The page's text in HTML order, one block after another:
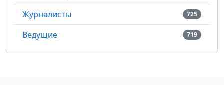
Журналисты 725
Ведущие 719